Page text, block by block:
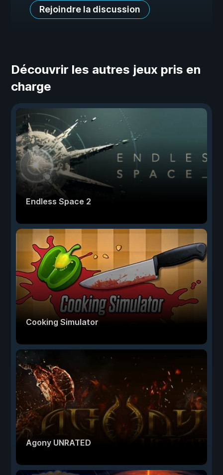
Rejoindre la discussion
Découvrir les autres jeux pris en
charge
Endless Space 2
Cooking Simulator
Agony UNRATED